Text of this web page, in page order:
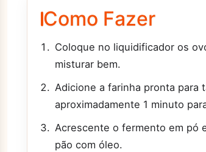
Como Fazer
Coloque no liquidificador os
misturar bem.
Adicione a farinha pronta para
aproximadamente 1 minuto
Acrescente o fermento em pó
pão com óleo.